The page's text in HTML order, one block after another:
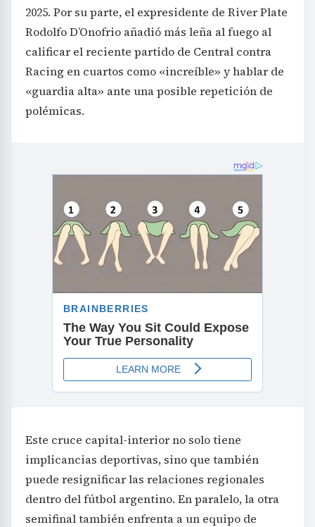
2025. Por su parte, el expresidente de River Plate
Rodolfo D’Onofrio añadió más leña al fuego al
calificar el reciente partido de Central contra
Racing en cuartos como «increíble» y hablar de
«guardia alta» ante una posible repetición de
polémicas.
Este cruce capital-interior no solo tiene
implicancias deportivas, sino que también
puede resignificar las relaciones regionales
dentro del fútbol argentino. En paralelo, la otra
semifinal también enfrenta a un equipo de